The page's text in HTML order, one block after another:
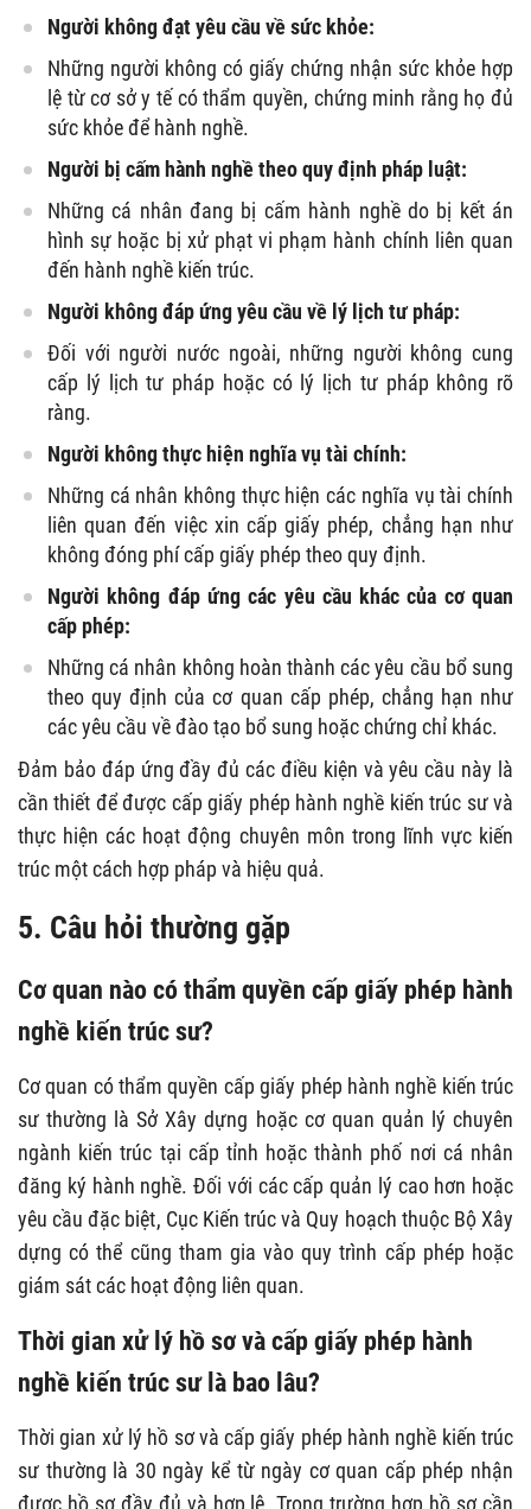
Người không đạt yêu cầu về sức khỏe:
Những người không có giấy chứng nhận sức khỏe hợp
lệ từ cơ sở y tế có thẩm quyền, chứng minh rằng họ đủ
sức khỏe để hành nghề.
Người bị cấm hành nghề theo quy định pháp luật:
Những cá nhân đang bị cấm hành nghề do bị kết án
hình sự hoặc bị xử phạt vi phạm hành chính liên quan
đến hành nghề kiến trúc.
Người không đáp ứng yêu cầu về lý lịch tư pháp:
Đối với người nước ngoài, những người không cung
cấp lý lịch tư pháp hoặc có lý lịch tư pháp không rõ
ràng.
Người không thực hiện nghĩa vụ tài chính:
Những cá nhân không thực hiện các nghĩa vụ tài chính
liên quan đến việc xin cấp giấy phép, chẳng hạn như
không đóng phí cấp giấy phép theo quy định.
Người không đáp ứng các yêu cầu khác của cơ quan
cấp phép:
Những cá nhân không hoàn thành các yêu cầu bổ sung
theo quy định của cơ quan cấp phép, chẳng hạn như
các yêu cầu về đào tạo bổ sung hoặc chứng chỉ khác.
Đảm bảo đáp ứng đầy đủ các điều kiện và yêu cầu này là
cần thiết để được cấp giấy phép hành nghề kiến trúc sư và
thực hiện các hoạt động chuyên môn trong lĩnh vực kiến
trúc một cách hợp pháp và hiệu quả.
5. Câu hỏi thường gặp
Cơ quan nào có thẩm quyền cấp giấy phép hành
nghề kiến trúc sư?
Cơ quan có thẩm quyền cấp giấy phép hành nghề kiến trúc
sư thường là Sở Xây dựng hoặc cơ quan quản lý chuyên
ngành kiến trúc tại cấp tỉnh hoặc thành phố nơi cá nhân
đăng ký hành nghề. Đối với các cấp quản lý cao hơn hoặc
yêu cầu đặc biệt, Cục Kiến trúc và Quy hoạch thuộc Bộ Xây
dựng có thể cũng tham gia vào quy trình cấp phép hoặc
giám sát các hoạt động liên quan.
Thời gian xử lý hồ sơ và cấp giấy phép hành
nghề kiến trúc sư là bao lâu?
Thời gian xử lý hồ sơ và cấp giấy phép hành nghề kiến trúc
sư thường là 30 ngày kể từ ngày cơ quan cấp phép nhận